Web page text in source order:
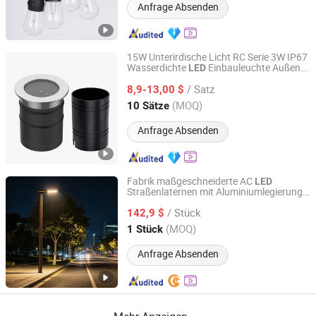
Anfrage Absenden
15W Unterirdische Licht RC Serie 3W IP67
Wasserdichte LED Einbauleuchte Außen
7W 9W 10W 15W 20W 25W
Unterirdisches Licht
8,9-13,00 $ / Satz
10 Sätze (MOQ)
Anfrage Absenden
Zhongshan Xuyi Lighting Co., Ltd.
Guangdong, China Seit 2026
Fabrik maßgeschneiderte AC LED
Straßenlaternen mit Aluminiumlegierung
für Garten- und Straßenbenutzung
142,9 $ / Stück
1 Stück (MOQ)
Anfrage Absenden
Sichuan Laihong Zhixin Lighting Technology Co., Ltd.
Sichuan, China Seit 2025